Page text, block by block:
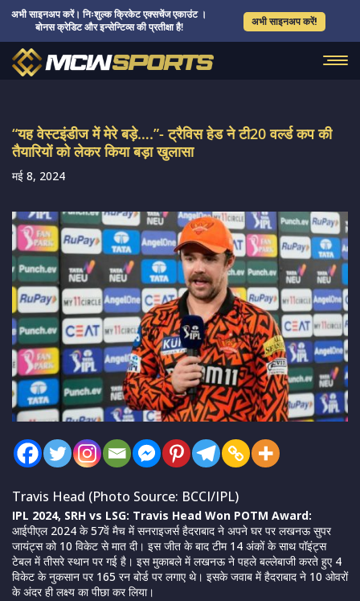
अभी साइनअप करें। निःशुल्क क्रिकेट एक्सचेंज एकाउंट ।
बोनस क्रेडिट और इन्सेन्टिव्स की प्रतीक्षा है!
अभी साइनअप करें!
“यह वेस्टइंडीज में मेरे बड़े….”- ट्रैविस हेड ने टी20 वर्ल्ड कप की
तैयारियों को लेकर किया बड़ा खुलासा
मई 8, 2024
Travis Head (Photo Source: BCCI/IPL)
IPL 2024, SRH vs LSG: Travis Head Won POTM Award:
आईपीएल 2024 के 57वें मैच में सनराइजर्स हैदराबाद ने अपने घर पर लखनऊ सुपर
जायंट्स को 10 विकेट से मात दी। इस जीत के बाद टीम 14 अंकों के साथ पॉइंट्स
टेबल में तीसरे स्थान पर गई है। इस मुकाबले में लखनऊ ने पहले बल्लेबाजी करते हुए 4
विकेट के नुकसान पर 165 रन बोर्ड पर लगाए थे। इसके जवाब में हैदराबाद ने 10 ओवरों
के अंदर ही लक्ष्य का पीछा कर लिया।